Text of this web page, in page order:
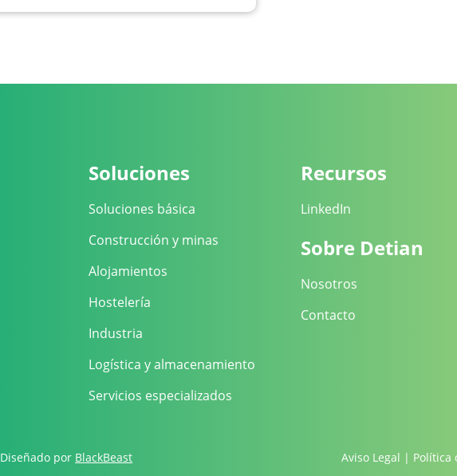
Soluciones
Soluciones básica
Construcción y minas
Alojamientos
Hostelería
Industria
Logística y almacenamiento
Servicios especializados
Recursos
LinkedIn
Sobre Detian
Nosotros
Contacto
Diseñado por BlackBeast Aviso Legal | Política